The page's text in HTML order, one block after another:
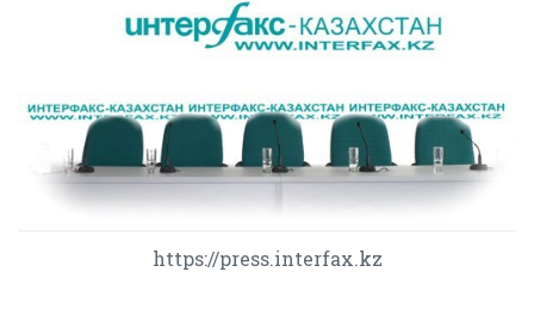
https://press.interfax.kz